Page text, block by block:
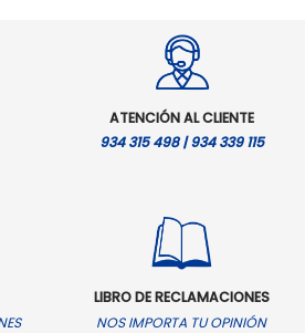
ATENCIÓN AL CLIENTE
934 315 498 | 934 339 115
LIBRO DE RECLAMACIONES
NOS IMPORTA TU OPINIÓN